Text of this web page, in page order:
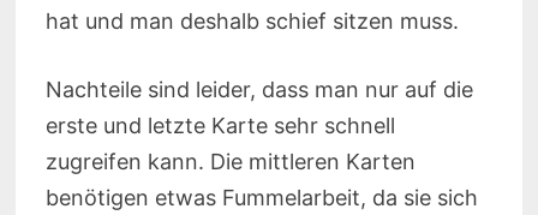
hat und man deshalb schief sitzen muss.
Nachteile sind leider, dass man nur auf die
erste und letzte Karte sehr schnell
zugreifen kann. Die mittleren Karten
benötigen etwas Fummelarbeit, da sie sich